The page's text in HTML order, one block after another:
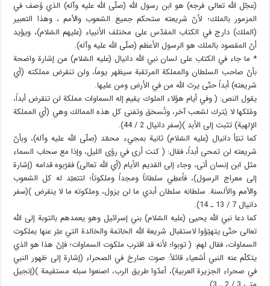
(عجّل الله تعالى فرجه) هو ابن رسول الله (صلّى الله عليه وآله) الذي وُصف في
المزمور بالملك؛ لأنّ شريعته ستحكم جميع الشعوب والاُمم ، وهذا التعبير
(الملك) دارج في الكتاب المقدّس على مختلف الأنبياء (عليهم السّلام)، ويؤيد
أنّ المقصود بالملك هو الرسول الأعظم (صلّى الله عليه وآله).
* ما جاء في الكتاب على لسان نبي الله دانيال (عليه السّلام) من إشارة واضحة
بأنّ صاحب السلطان والمملكة المرتقبة سيظهر يوماً، ولن تنقرض مملكته (أي
شريعته) أبداً حتّى يرث الله من في الأرض ومن عليها.
يقول النص: ( وفي أيام هؤلاء الملوك يقيم إله السماوات مملكة لن تنقرض أبداً،
ومُلكها لا يُترك لشعب آخر، وتُسحَق وتفنى كل هذه الممالك وهي (أي المملكة
الإلهية) تثبت إلى الأبد )(سفر دانيال 2 / 44).
كما تنبّأ دانيال (عليه السّلام) ثانية بمجيء محمّد (صلّى الله عليه وآله)، وبأنّ
شريعته لن تمحى أبداً، فقال: ( كنت أرى في رؤى الليل، وإذا مع سحاب السماء
مثل ابن إنسان أتى، وجاء إلى القديم الأيام (أي الله تعالى) فقرّبوه قدامه (إشارة
إلى معراج الرسول)، فاُعطِي سلطاناً ومجداً وملكوتاً؛ لتتعبّد له كل الشعوب
والاُمم والألسنة. سلطانه سلطان أبدي ما لن يزول، وملكوته ما لا ينقرض )(سفر
دانيال 7 / 13 ـ 14).
كما دعا نبي الله يحيى (عليه السّلام) بني إسرائيل وهو يعمدهم بالتوبة إلى الله
تعالى حتّى يتهيّؤوا لاستقبال شريعة الله الخاتمة والخالدة التي عبّر عنها بملكوت
السماوات، فقال لهم: ( توبوا؛ لأنه قد اقترب ملكوت السماوات؛ فإنّ هذا هو الذي
يتكلّم عنه النبي أشعياء قائلاً: صوت صارخ في الصحراء (إشارة إلى ظهور النبي
في صحراء الجزيرة العربية)، أعدّوا طريق الرب، اصنعوا سبله مستقيمة )(إنجيل